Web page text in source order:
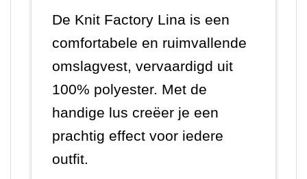
De Knit Factory Lina is een
comfortabele en ruimvallende
omslagvest, vervaardigd uit
100% polyester. Met de
handige lus creëer je een
prachtig effect voor iedere
outfit.